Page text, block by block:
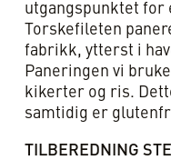
utgangspunktet for
Torskefileten
fabrikk, ytterst i
Paneringen vi
kikerter og ris.
samtidig er
TILBEREDNING